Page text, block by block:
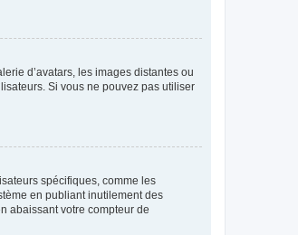
d’avatars, les images distantes ou
Si vous ne pouvez pas utiliser
spécifiques, comme les
en publiant inutilement des
abaissant votre compteur de